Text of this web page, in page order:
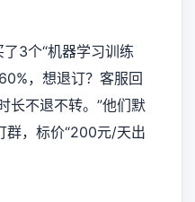
3个“机器学习训练
，想退订？客服回
长不退不转。”他们默
群，标价“200元/天出